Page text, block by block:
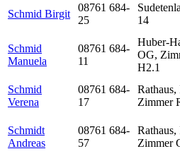
Schmid Birgit
08761 684-
25
14
Schmid
Manuela
08761 684-
11
Huber-
OG,
H2.1
Schmid
Verena
08761 684-
17
Rathaus,
Zimmer
Schmidt
Andreas
08761 684-
57
Rathaus,
Zimmer